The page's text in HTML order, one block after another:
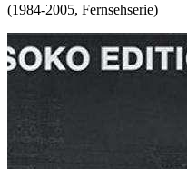
(1984-2005, Fernsehserie)